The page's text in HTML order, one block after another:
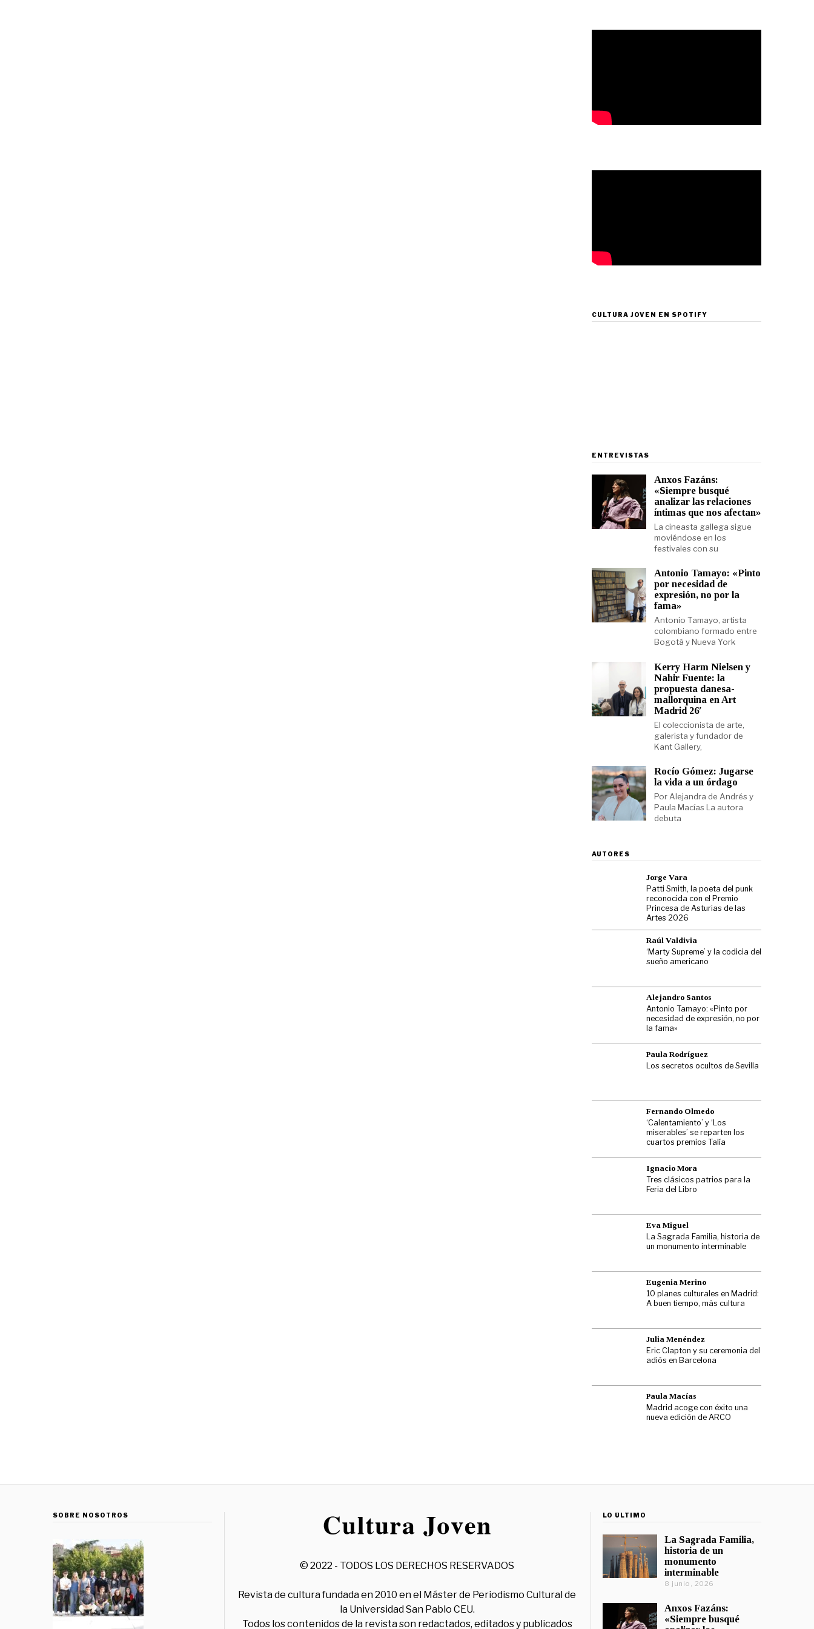
CULTURA JOVEN EN SPOTIFY
ENTREVISTAS
Anxos Fazáns:
«Siempre busqué
analizar las relaciones
íntimas que nos afectan»
La cineasta gallega sigue
moviéndose en los
festivales con su
Antonio Tamayo: «Pinto
por necesidad de
expresión, no por la
fama»
Antonio Tamayo, artista
colombiano formado entre
Bogotá y Nueva York
Kerry Harm Nielsen y
Nahir Fuente: la
propuesta danesa-
mallorquina en Art
Madrid 26′
El coleccionista de arte,
galerista y fundador de
Kant Gallery,
Rocío Gómez: Jugarse
la vida a un órdago
Por Alejandra de Andrés y
Paula Macías La autora
debuta
AUTORES
Jorge Vara
Patti Smith, la poeta del punk
reconocida con el Premio
Princesa de Asturias de las
Artes 2026
Raúl Valdivia
‘Marty Supreme’ y la codicia del
sueño americano
Alejandro Santos
Antonio Tamayo: «Pinto por
necesidad de expresión, no por
la fama»
Paula Rodríguez
Los secretos ocultos de Sevilla
Fernando Olmedo
‘Calentamiento’ y ‘Los
miserables’ se reparten los
cuartos premios Talía
Ignacio Mora
Tres clásicos patrios para la
Feria del Libro
Eva Miguel
La Sagrada Familia, historia de
un monumento interminable
Eugenia Merino
10 planes culturales en Madrid:
A buen tiempo, más cultura
Julia Menéndez
Eric Clapton y su ceremonia del
adiós en Barcelona
Paula Macías
Madrid acoge con éxito una
nueva edición de ARCO
SOBRE NOSOTROS
© 2022 - TODOS LOS DERECHOS RESERVADOS
Revista de cultura fundada en 2010 en el Máster de Periodismo Cultural de
la Universidad San Pablo CEU.
Todos los contenidos de la revista son redactados, editados y publicados
LO ÚLTIMO
La Sagrada Familia,
historia de un
monumento
interminable
8 junio, 2026
Anxos Fazáns:
«Siempre busqué